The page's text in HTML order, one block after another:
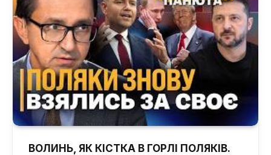
ВОЛИНЬ, ЯК КІСТКА В ГОРЛІ ПОЛЯКІВ.